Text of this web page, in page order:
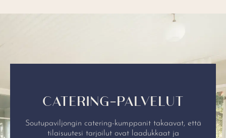
CATERING-PALVELUT
Soutupaviljongin catering-kumppanit takaavat, että
tilaisuutesi tarjoilut ovat laadukkaat ja